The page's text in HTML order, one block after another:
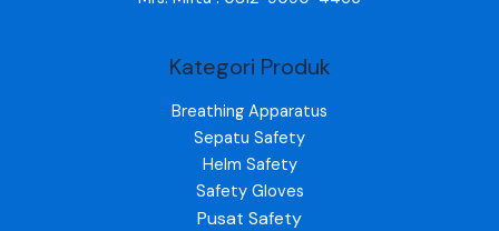
Kategori Produk
Breathing Apparatus
Sepatu Safety
Helm Safety
Safety Gloves
Pusat Safety